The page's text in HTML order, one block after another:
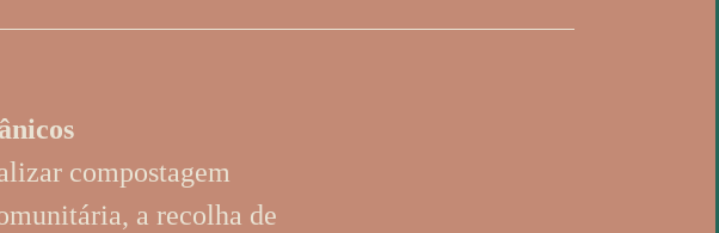
compostagem
a recolha de